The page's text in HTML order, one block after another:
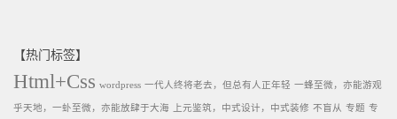
【热门标签】
Html+Css wordpress 一代人终将老去，但总有人正年轻 一蜂至微，亦能游观
乎天地，一虲至微，亦能放肆于大海 上元鉴筑，中式设计，中式装修 不盲从 专题 专